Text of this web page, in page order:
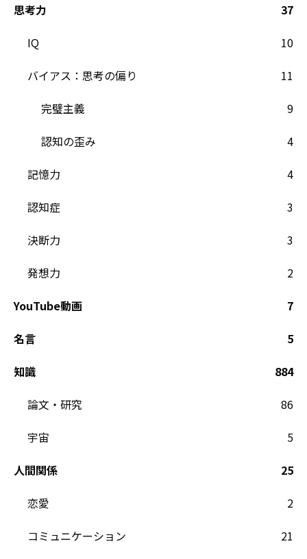
思考力
37
IQ
10
バイアス：思考の偏り
11
完璧主義
9
認知の歪み
4
記憶力
4
認知症
3
決断力
3
発想力
2
YouTube動画
7
名言
5
知識
884
論文・研究
86
宇宙
5
人間関係
25
恋愛
2
コミュニケーション
21